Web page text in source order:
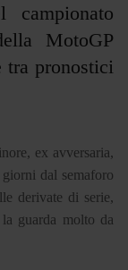
MotoGP
tra pronostici
ex avversaria,
dal semaforo
derivate di serie,
guarda molto da